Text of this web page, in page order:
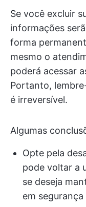
Se você excluir
informações
forma
mesmo o
poderá acessar
Portanto,
é irreversível.
Algumas
Opte pela
pode voltar a
se deseja
em